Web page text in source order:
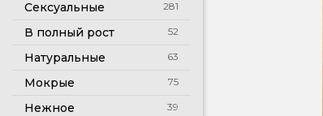
Сексуальные 281
В полный рост 52
Натуральные 63
Мокрые 75
Нежное 39